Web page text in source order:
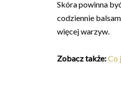
Skóra powinna
codziennie
więcej warzyw.
Zobacz także:Co